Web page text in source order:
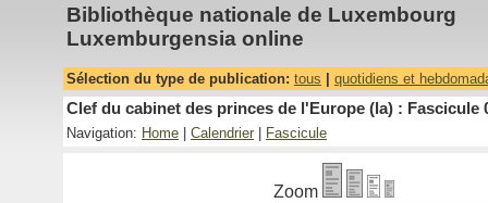
Bibliothèque nationale de Luxembourg
Luxemburgensia online
Sélection du type de publication: tous quotidiens et
Clef du cabinet des princes de l'Europe (la) : Fascicule
Navigation: Home Calendrier Fascicule
Zoom